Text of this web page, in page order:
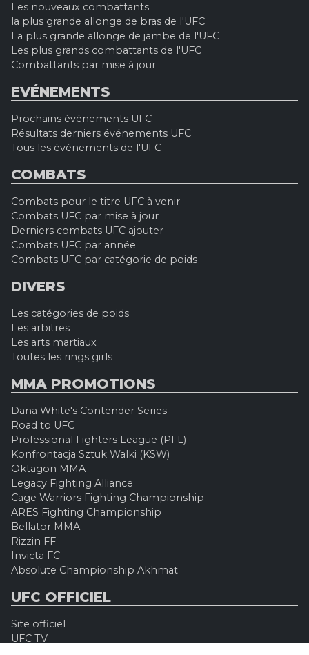
Les nouveaux combattants
la plus grande allonge de bras de l'UFC
La plus grande allonge de jambe de l'UFC
Les plus grands combattants de l'UFC
Combattants par mise à jour
EVÉNEMENTS
Prochains événements UFC
Résultats derniers événements UFC
Tous les événements de l'UFC
COMBATS
Combats pour le titre UFC à venir
Combats UFC par mise à jour
Derniers combats UFC ajouter
Combats UFC par année
Combats UFC par catégorie de poids
DIVERS
Les catégories de poids
Les arbitres
Les arts martiaux
Toutes les rings girls
MMA PROMOTIONS
Dana White's Contender Series
Road to UFC
Professional Fighters League (PFL)
Konfrontacja Sztuk Walki (KSW)
Oktagon MMA
Legacy Fighting Alliance
Cage Warriors Fighting Championship
ARES Fighting Championship
Bellator MMA
Rizzin FF
Invicta FC
Absolute Championship Akhmat
UFC OFFICIEL
Site officiel
UFC TV